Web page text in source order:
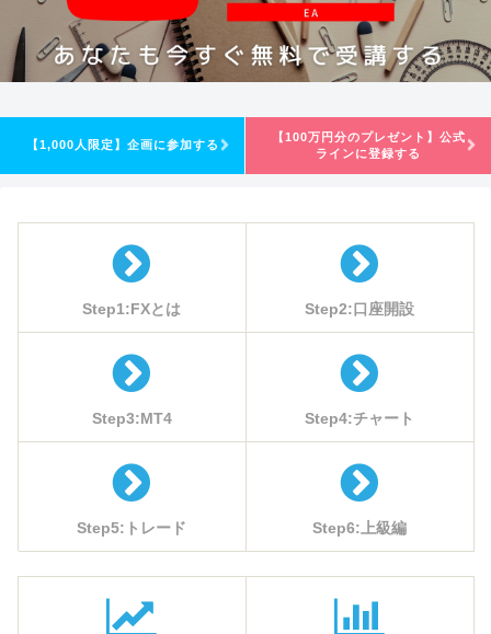
【1,000人限定】企画に参加する
【100万円分のプレゼント】公式
ラインに登録する
Step1:FXとは Step2:口座開設
Step3:MT4 Step4:チャート
Step5:トレード Step6:上級編